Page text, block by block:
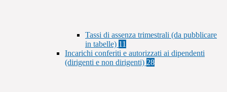
Tassi di assenza trimestrali (da pubblicare
in tabelle) 11
Incarichi conferiti e autorizzati ai dipendenti
(dirigenti e non dirigenti) 28